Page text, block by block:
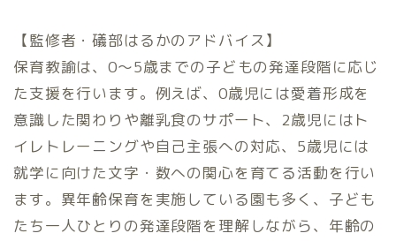
【監修者・礒部はるかのアドバイス】
保育教諭は、0～5歳までの子どもの発達段階に応じ
た支援を行います。例えば、0歳児には愛着形成を
意識した関わりや離乳食のサポート、2歳児にはト
イレトレーニングや自己主張への対応、5歳児には
就学に向けた文字・数への関心を育てる活動を行い
ます。異年齢保育を実施している園も多く、子ども
たち一人ひとりの発達段階を理解しながら、年齢の